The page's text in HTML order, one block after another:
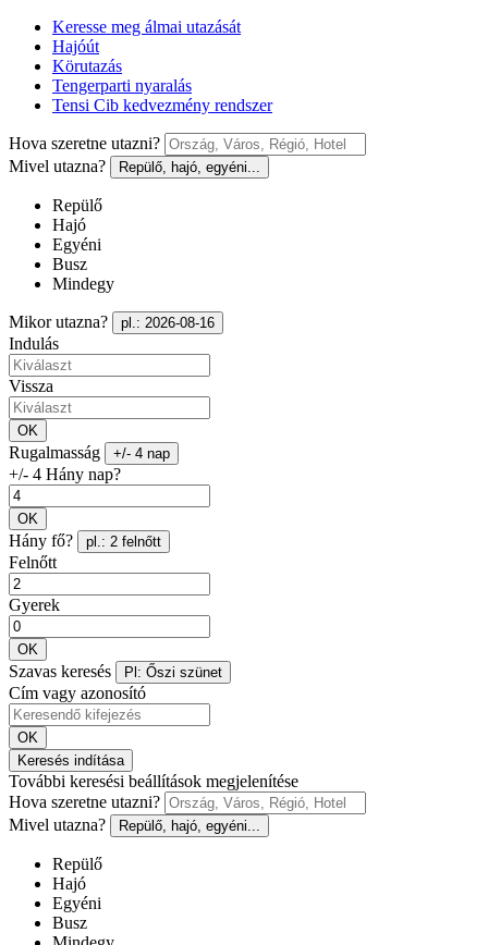
Keresse meg álmai utazását
Hajóút
Körutazás
Tengerparti nyaralás
Tensi Cib kedvezmény rendszer
Hova szeretne utazni?
Mivel utazna?
Repülő, hajó, egyéni...
Repülő
Hajó
Egyéni
Busz
Mindegy
Mikor utazna? pl.: 2026-08-16
Indulás
Vissza
OK
Rugalmasság +/- 4 nap
+/- 4 Hány nap?
OK
Hány fő? pl.: 2 felnőtt
Felnőtt
Gyerek
OK
Szavas keresés Pl: Őszi szünet
Cím vagy azonosító
OK
Keresés indítása
További keresési beállítások megjelenítése
Hova szeretne utazni?
Mivel utazna?
Repülő, hajó, egyéni...
Repülő
Hajó
Egyéni
Busz